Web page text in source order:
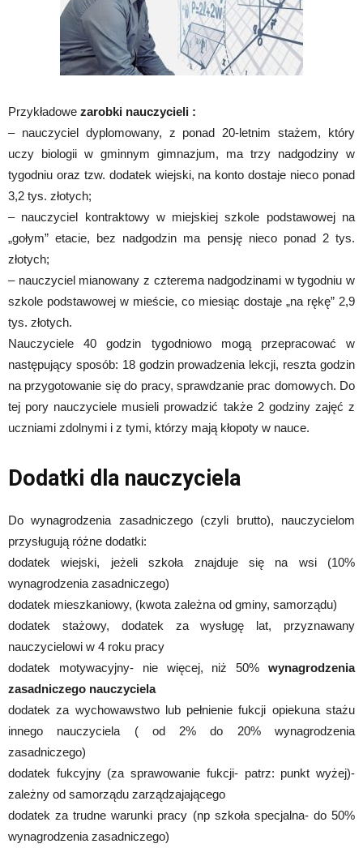
Przykładowe zarobki nauczycieli :
– nauczyciel dyplomowany, z ponad 20-letnim stażem, który
uczy biologii w gminnym gimnazjum, ma trzy nadgodziny w
tygodniu oraz tzw. dodatek wiejski, na konto dostaje nieco ponad
3,2 tys. złotych;
– nauczyciel kontraktowy w miejskiej szkole podstawowej na
„gołym” etacie, bez nadgodzin ma pensję nieco ponad 2 tys.
złotych;
– nauczyciel mianowany z czterema nadgodzinami w tygodniu w
szkole podstawowej w mieście, co miesiąc dostaje „na rękę” 2,9
tys. złotych.
Nauczyciele 40 godzin tygodniowo mogą przepracować w
następujący sposób: 18 godzin prowadzenia lekcji, reszta godzin
na przygotowanie się do pracy, sprawdzanie prac domowych. Do
tej pory nauczyciele musieli prowadzić także 2 godziny zajęć z
uczniami zdolnymi i z tymi, którzy mają kłopoty w nauce.
Dodatki dla nauczyciela
Do wynagrodzenia zasadniczego (czyli brutto), nauczycielom
przysługują różne dodatki:
dodatek wiejski, jeżeli szkoła znajduje się na wsi (10%
wynagrodzenia zasadniczego)
dodatek mieszkaniowy, (kwota zależna od gminy, samorządu)
dodatek stażowy, dodatek za wysługę lat, przyznawany
nauczycielowi w 4 roku pracy
dodatek motywacyjny- nie więcej, niż 50% wynagrodzenia
zasadniczego nauczyciela
dodatek za wychowawstwo lub pełnienie fukcji opiekuna stażu
innego nauczyciela ( od 2% do 20% wynagrodzenia
zasadniczego)
dodatek fukcyjny (za sprawowanie fukcji- patrz: punkt wyżej)-
zależny od samorządu zarządzajającego
dodatek za trudne warunki pracy (np szkoła specjalna- do 50%
wynagrodzenia zasadniczego)